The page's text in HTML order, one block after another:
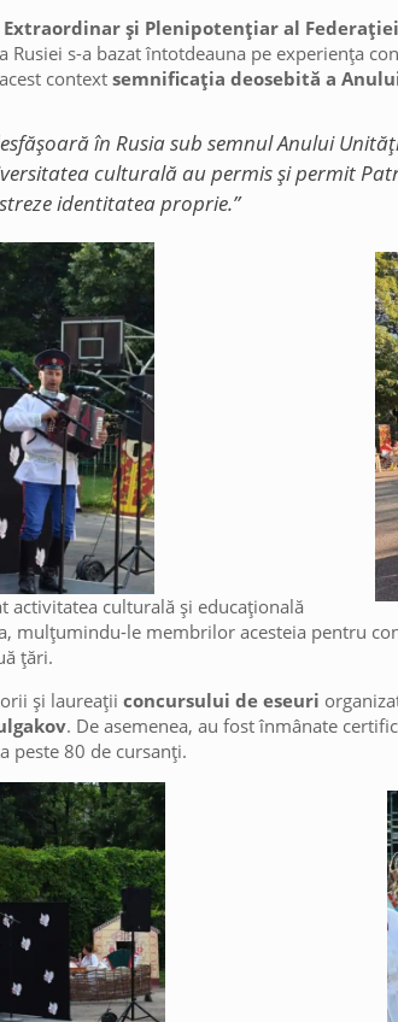
și Plenipotențiar al
s-a bazat întotdeauna pe experiența
contextsemnificația deosebită a
în Rusia sub semnul Anului
culturală au permis și permit
identitatea proprie.”
activitatea culturală și educațională
mulțumindu-le membrilor acesteia pentru
țări.
și laureațiiconcursului de eseuri
. De asemenea, au fost înmânate
peste 80 de cursanți.